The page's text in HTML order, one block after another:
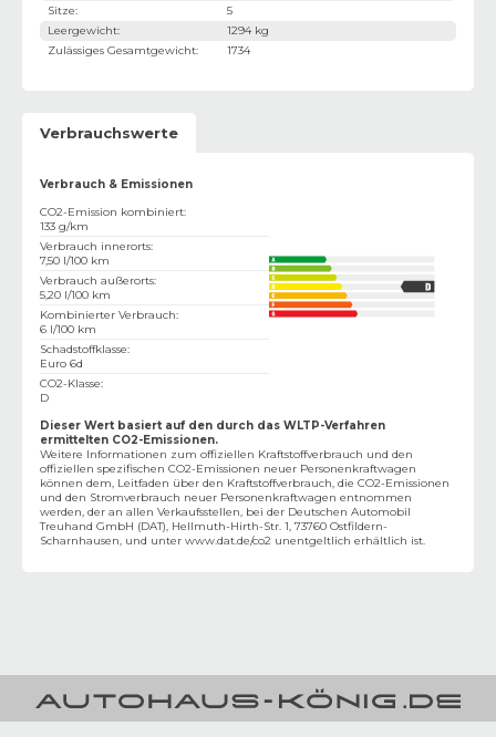
Sitze:
5
Leergewicht:
1294 kg
Zulässiges Gesamtgewicht: 1734
Verbrauchswerte
Verbrauch & Emissionen
CO2-Emission kombiniert:
133 g/km
Verbrauch innerorts:
7,50 l/100 km
Verbrauch außerorts:
5,20 l/100 km
Kombinierter Verbrauch:
6 l/100 km
Schadstoffklasse:
Euro 6d
CO2-Klasse:
D
Dieser Wert basiert auf den durch das WLTP-Verfahren
ermittelten CO2-Emissionen.
Weitere Informationen zum offiziellen Kraftstoffverbrauch und den
offiziellen spezifischen CO2-Emissionen neuer Personenkraftwagen
können dem‚ Leitfaden über den Kraftstoffverbrauch, die CO2-Emissionen
und den Stromverbrauch neuer Personenkraftwagen entnommen
werden, der an allen Verkaufsstellen, bei der Deutschen Automobil
Treuhand GmbH (DAT), Hellmuth-Hirth-Str. 1, 73760 Ostfildern-
Scharnhausen, und unter www.dat.de/co2 unentgeltlich erhältlich ist.